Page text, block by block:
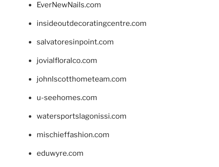
EverNewNails.com
insideoutdecoratingcentre.com
salvatoresinpoint.com
jovialfloralco.com
johnlscotthometeam.com
u-seehomes.com
watersportslagonissi.com
mischieffashion.com
eduwyre.com